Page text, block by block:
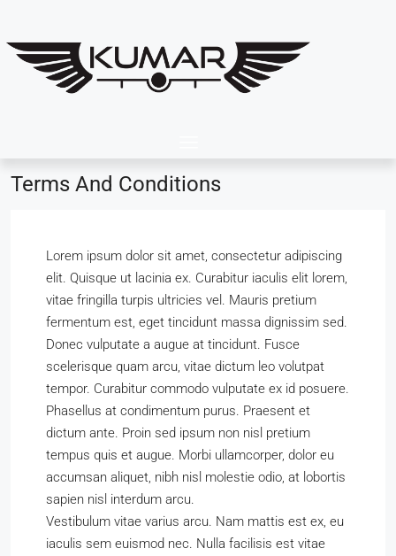
Terms And Conditions
Lorem ipsum dolor sit amet, consectetur adipiscing
elit. Quisque ut lacinia ex. Curabitur iaculis elit lorem,
vitae fringilla turpis ultricies vel. Mauris pretium
fermentum est, eget tincidunt massa dignissim sed.
Donec vulputate a augue at tincidunt. Fusce
scelerisque quam arcu, vitae dictum leo volutpat
tempor. Curabitur commodo vulputate ex id posuere.
Phasellus at condimentum purus. Praesent et
dictum ante. Proin sed ipsum non nisl pretium
tempus quis et augue. Morbi ullamcorper, dolor eu
accumsan aliquet, nibh nisl molestie odio, at lobortis
sapien nisl interdum arcu.
Vestibulum vitae varius arcu. Nam mattis est ex, eu
iaculis sem euismod nec. Nulla facilisis est vitae